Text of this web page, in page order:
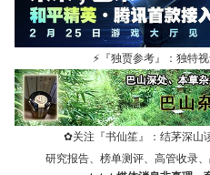
⚡ 『独贾参考』：独特
✿关注『书仙笙』：结茅深山
研究报告、榜单测评、高管收录